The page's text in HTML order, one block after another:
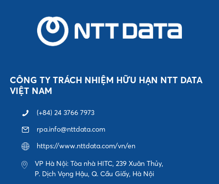
CÔNG TY TRÁCH NHIỆM HỮU HẠN NTT DATA
VIỆT NAM
(+84) 24 3766 7973
rpa.info@nttdata.com
https://www.nttdata.com/vn/en
VP Hà Nội: Tòa nhà HITC, 239 Xuân Thủy,
P. Dịch Vọng Hậu, Q. Cầu Giấy, Hà Nội